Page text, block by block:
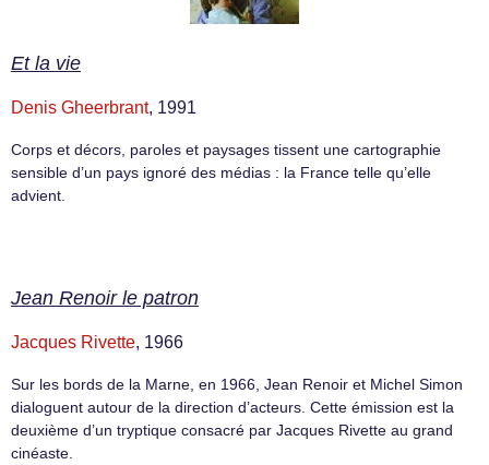
Et la vie
Denis Gheerbrant, 1991
Corps et décors, paroles et paysages tissent une cartographie
sensible d’un pays ignoré des médias : la France telle qu’elle
advient.
Jean Renoir le patron
Jacques Rivette, 1966
Sur les bords de la Marne, en 1966, Jean Renoir et Michel Simon
dialoguent autour de la direction d’acteurs. Cette émission est la
deuxième d’un tryptique consacré par Jacques Rivette au grand
cinéaste.